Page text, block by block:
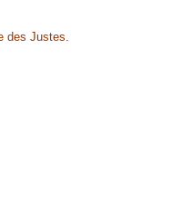
des Justes.